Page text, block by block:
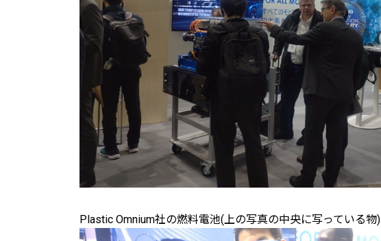
Plastic Omnium社の燃料電池(上の写真の中央に写っている物)